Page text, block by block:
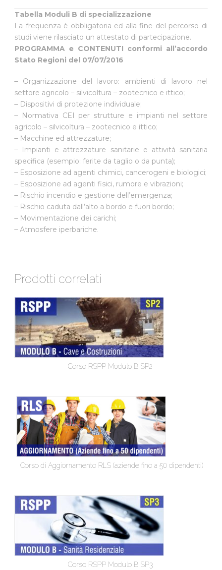
Tabella Moduli B di specializzazione
La frequenza è obbligatoria ed alla fine del percorso di
studi viene rilasciato un attestato di partecipazione.
PROGRAMMA e CONTENUTI conformi all’accordo
Stato Regioni del 07/07/2016
– Organizzazione del lavoro: ambienti di lavoro nel
settore agricolo – silvicoltura – zootecnico e ittico;
– Dispositivi di protezione individuale;
– Normativa CEI per strutture e impianti nel settore
agricolo – silvicoltura – zootecnico e ittico;
– Macchine ed attrezzature;
– Impianti e attrezzature sanitarie e attività sanitaria
specifica (esempio: ferite da taglio o da punta);
– Esposizione ad agenti chimici, cancerogeni e biologici;
– Esposizione ad agenti fisici, rumore e vibrazioni;
– Rischio incendio e gestione dell’emergenza;
– Rischio caduta dall’alto a bordo e fuori bordo;
– Movimentazione dei carichi;
– Atmosfere iperbariche.
Prodotti correlati
Corso RSPP Modulo B SP2
Corso di Aggiornamento RLS (aziende fino a 50 dipendenti)
Corso RSPP Modulo B SP3